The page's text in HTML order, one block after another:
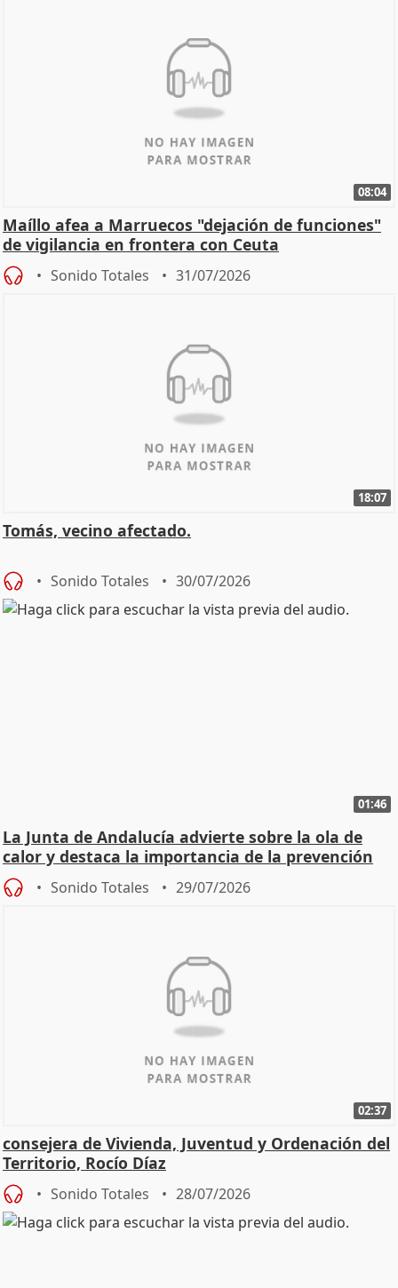
08:04
Maíllo afea a Marruecos "dejación de funciones"
de vigilancia en frontera con Ceuta
Sonido Totales 31/07/2026
18:07
Tomás, vecino afectado.
Sonido Totales 30/07/2026
01:46
La Junta de Andalucía advierte sobre la ola de
calor y destaca la importancia de la prevención
Sonido Totales 29/07/2026
02:37
consejera de Vivienda, Juventud y Ordenación del
Territorio, Rocío Díaz
Sonido Totales 28/07/2026